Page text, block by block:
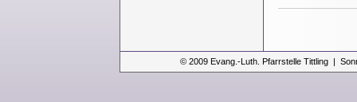
© 2009 Evang.-Luth. Pfarrstelle Tittling |